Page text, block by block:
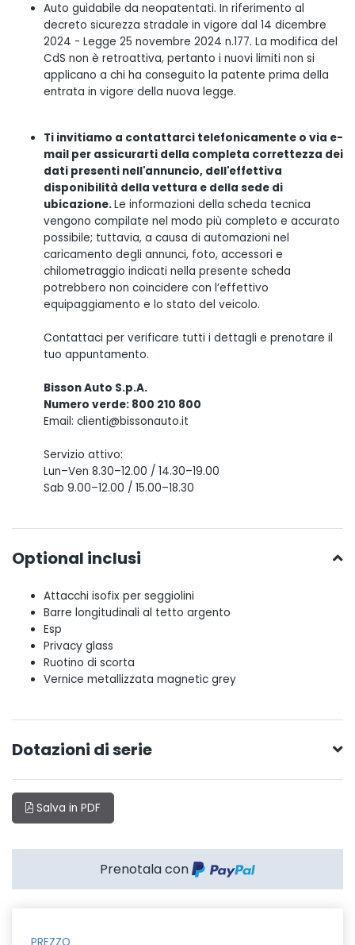
Auto guidabile da neopatentati. In riferimento al
decreto sicurezza stradale in vigore dal 14 dicembre
2024 - Legge 25 novembre 2024 n.177. La modifica del
CdS non è retroattiva, pertanto i nuovi limiti non si
applicano a chi ha conseguito la patente prima della
entrata in vigore della nuova legge.
Ti invitiamo a contattarci telefonicamente o via e-
mail per assicurarti della completa correttezza dei
dati presenti nell'annuncio, dell'effettiva
disponibilità della vettura e della sede di
ubicazione.Le informazioni della scheda tecnica
vengono compilate nel modo più completo e accurato
possibile; tuttavia, a causa di automazioni nel
caricamento degli annunci, foto, accessori e
chilometraggio indicati nella presente scheda
potrebbero non coincidere con l’effettivo
equipaggiamento e lo stato del veicolo.
Contattaci per verificare tutti i dettagli e prenotare il
tuo appuntamento.
Bisson Auto S.p.A.
Numero verde: 800 210 800
Email: clienti@bissonauto.it
Servizio attivo:
Lun–Ven 8.30–12.00 / 14.30–19.00
Sab 9.00–12.00 / 15.00–18.30
Optional inclusi
Attacchi isofix per seggiolini
Barre longitudinali al tetto argento
Esp
Privacy glass
Ruotino di scorta
Vernice metallizzata magnetic grey
Dotazioni di serie
Salva in PDF
Prenotala con